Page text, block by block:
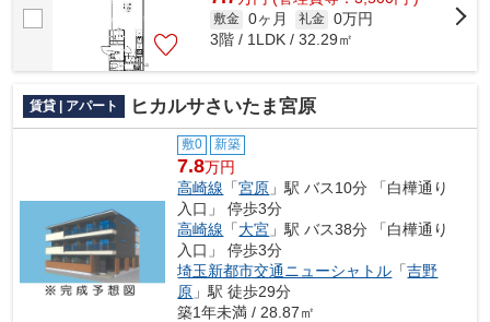
敷金 0ヶ月 礼金 0万円
3階 / 1LDK / 32.29㎡
賃貸 | アパート ヒカルサさいたま宮原
敷0 新築
7.8万円
高崎線 「宮原 」駅 バス10分 「白樺通り
入口」 停歩3分
高崎線 「大宮 」駅 バス38分 「白樺通り
入口」 停歩3分
埼玉新都市交通ニューシャトル 「吉野
原 」駅 徒歩29分
築1年未満 / 28.87㎡